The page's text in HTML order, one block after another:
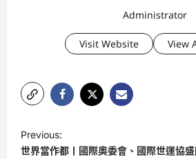
Administrator
Visit Website View
o
Previous:
世界當作都丨國際奧委會、國際世運協